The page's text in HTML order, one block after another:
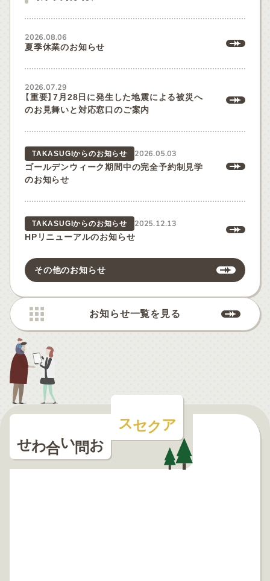
2026.08.06
夏季休業のお知らせ
2026.07.29
【重要】7月28日に発生した地震による被災へ
のお見舞いと対応窓口のご案内
TAKASUGIからのお知らせ
2026.05.03
ゴールデンウィーク期間中の完全予約制見学
のお知らせ
TAKASUGIからのお知らせ
2025.12.13
HPリニューアルのお知らせ
その他のお知らせ
お知らせ一覧を見る
アクセス
お問い合わせ